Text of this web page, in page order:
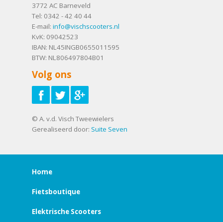
3772 AC Barneveld
Tel: 0342 - 42 40 44
E-mail: info@vischscooters.nl
KvK: 09042523
IBAN: NL45INGB0655011595
BTW: NL806497804B01
Volg ons
© A. v.d. Visch Tweewielers
Gerealiseerd door: Suite Seven
Home
Fietsboutique
Elektrische Scooters